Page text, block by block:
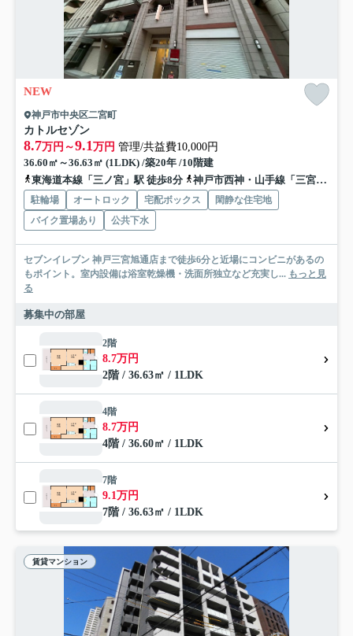
NEW
神戸市中央区二宮町
カトルセゾン
8.7万円～9.1万円 管理/共益費10,000円
36.60㎡～36.63㎡ (1LDK) /築20年 /10階建
東海道本線「三ノ宮」駅 徒歩8分
神戸市西神・山手線「三宮」駅 徒歩10分
駐輪場 オートロック 宅配ボックス
閑静な住宅地
バイク置場あり
公共下水
セブンイレブン 神戸三宮旭通店まで徒歩6分と近場にコンビニがあるの
もポイント。室内設備は浴室乾燥機・洗面所独立など充実し... もっと見
る
募集中の部屋
2階
8.7万円
2階 / 36.63㎡ / 1LDK
4階
8.7万円
4階 / 36.60㎡ / 1LDK
7階
9.1万円
7階 / 36.63㎡ / 1LDK
賃貸マンション